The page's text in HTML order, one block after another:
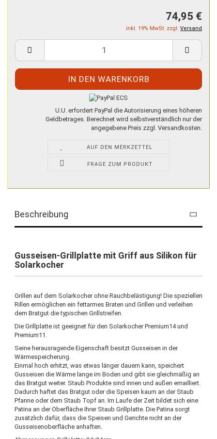
74,95 €
inkl. 19% MwSt. zzgl. Versand
U.U. erfordert PayPal die Autorisierung eines höheren
Geldbetrages. Berechnet wird selbstverständlich nur der
angegebene Preis zzgl. Versandkosten.
AUF DEN MERKZETTEL
FRAGE ZUM PRODUKT
Beschreibung
Gusseisen-Grillplatte mit Griff aus Silikon für
Solarkocher
Grillen auf dem Solarkocher ohne Rauchbelästigung! Die speziellen
Rillen ermöglichen ein fettarmes Braten und Grillen und verleihen
dem Bratgut die typischen Grillstreifen.
Die Grillplatte ist geeignet für den Solarkocher Premium14 und
Premium11.
Seine herausragende Eigenschaft besitzt Gusseisen in der
Wärmespeicherung.
Einmal hoch erhitzt, was etwas länger dauern kann, speichert
Gusseisen die Wärme lange im Boden und gibt sie gleichmäßig an
das Bratgut weiter. Staub Produkte sind innen und außen emailliert.
Dadurch haftet das Bratgut oder die Speisen kaum an der Staub
Pfanne oder dem Staub Topf an. Im Laufe der Zeit bildet sich eine
Patina an der Oberfläche Ihrer Staub Grillplatte. Die Patina sorgt
zusätzlich dafür, dass die Speisen und Gerichte nicht an der
Gusseisenoberfläche anhaften.